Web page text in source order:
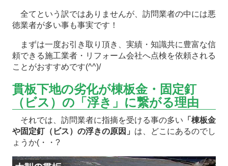
全てという訳ではありませんが、訪問業者の中には悪
徳業者が多い事も事実です！
まずは一度お引き取り頂き、実績・知識共に豊富な信
頼できる施工業者・リフォーム会社へ点検を依頼される
ことがおすすめです(^^)/
貫板下地の劣化が棟板金・固定釘
（ビス）の「浮き」に繋がる理由
それでは、訪問業者に指摘を受ける事の多い 「棟板金
や固定釘（ビス）の浮きの原因」 は、どこにあるのでし
ょうか(・・?